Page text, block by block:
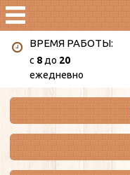
ВРЕМЯ РАБОТЫ:
c 8 до 20
ежедневно